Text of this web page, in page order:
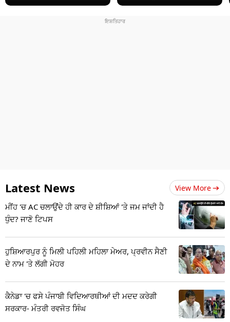
Latest News View More
ਮੀਂਹ 'ਚ AC ਚਲਾਉਂਦੇ ਹੀ ਕਾਰ ਦੇ ਸ਼ੀਸ਼ਿਆਂ 'ਤੇ ਜਮ ਜਾਂਦੀ ਹੈ
ਧੁੰਦ? ਜਾਣੋ ਟਿਪਸ
ਹੁਸ਼ਿਆਰਪੁਰ ਨੂੰ ਮਿਲੀ ਪਹਿਲੀ ਮਹਿਲਾ ਮੇਅਰ, ਪ੍ਰਵੀਨ ਸੈਣੀ
ਦੇ ਨਾਮ 'ਤੇ ਲੱਗੀ ਮੋਹਰ
ਕੈਨੇਡਾ 'ਚ ਫਸੇ ਪੰਜਾਬੀ ਵਿਦਿਆਰਥੀਆਂ ਦੀ ਮਦਦ ਕਰੇਗੀ
ਸਰਕਾਰ- ਮੰਤਰੀ ਰਵਜੋਤ ਸਿੰਘ